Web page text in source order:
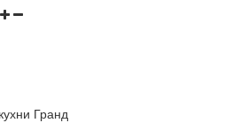
Гранд